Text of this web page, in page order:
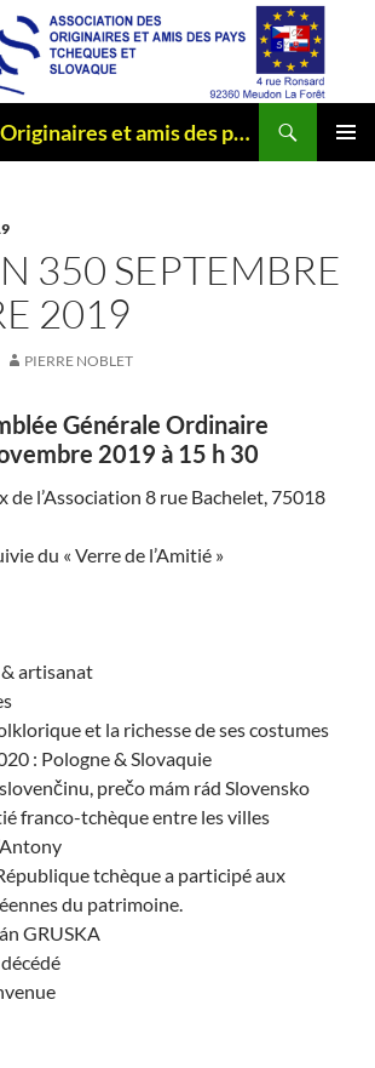
Association des Originaires et amis des pays Tchèques et Slovaque
350 SEPTEMBRE
2019
PIERRE NOBLET
Générale Ordinaire
2019 à 15 h 30
de l’Association 8 rue Bachelet, 75018
du « Verre de l’Amitié »
artisanat
et la richesse de ses costumes
: Pologne & Slovaquie
prečo mám rád Slovensko
franco-tchèque entre les villes
tchèque a participé aux
du patrimoine.
GRUSKA